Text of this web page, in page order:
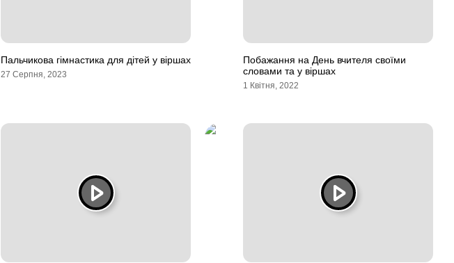
Пальчикова гімнастика для дітей у віршах
27 Серпня, 2023
Побажання на День вчителя своїми
словами та у віршах
1 Квітня, 2022